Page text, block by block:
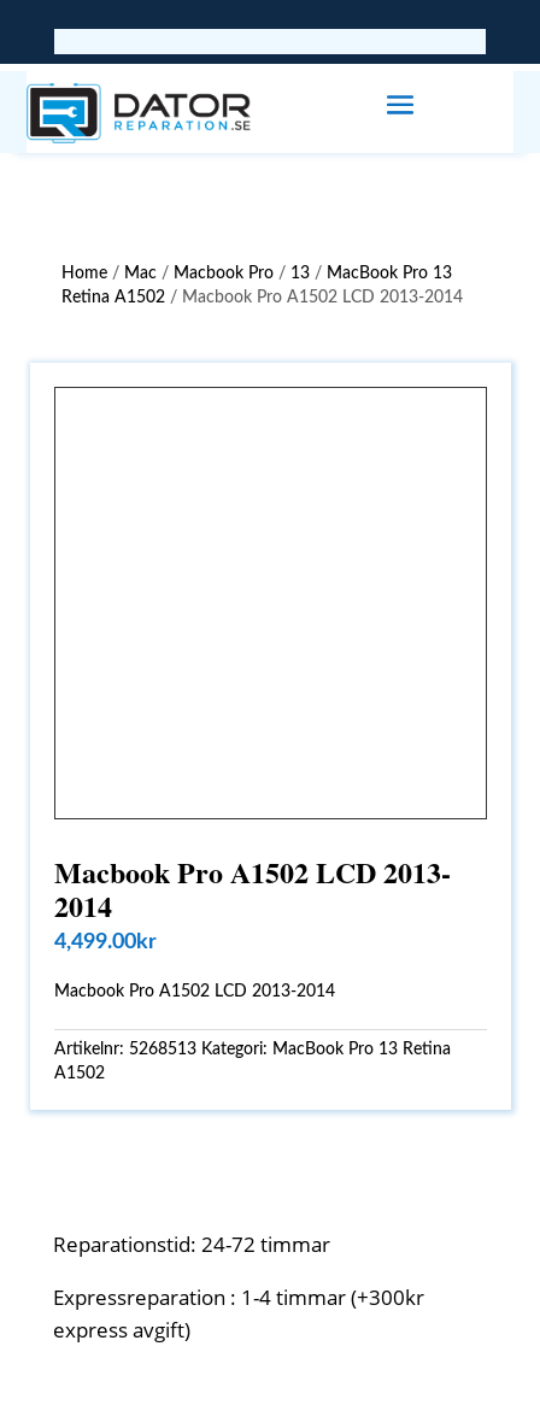
Home / Mac / Macbook Pro / 13 / MacBook Pro 13
Retina A1502 / Macbook Pro A1502 LCD 2013-2014
Macbook Pro A1502 LCD 2013-
2014
4,499.00kr
Macbook Pro A1502 LCD 2013-2014
Artikelnr: 5268513 Kategori: MacBook Pro 13 Retina
A1502
Reparationstid: 24-72 timmar
Expressreparation : 1-4 timmar (+300kr
express avgift)